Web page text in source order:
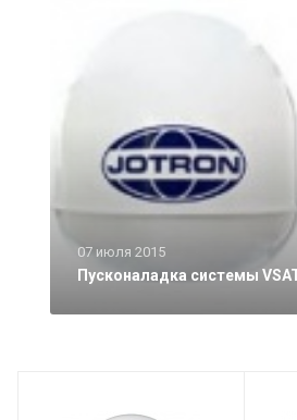
07 июля 2015
Пусконаладка системы